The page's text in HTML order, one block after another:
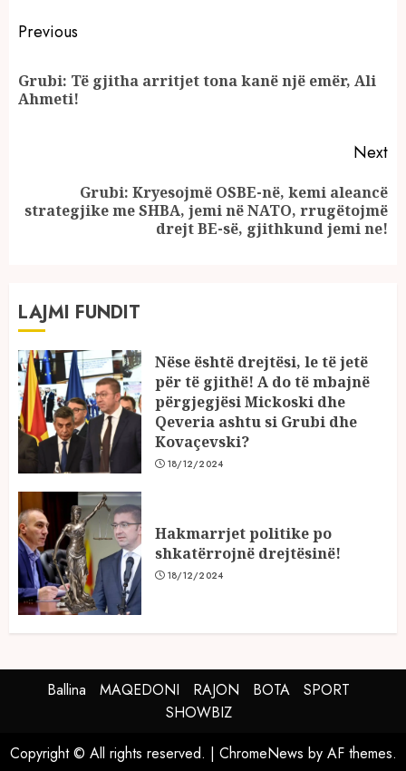
Continue
Reading
Previous
Grubi: Të gjitha arritjet tona kanë një emër, Ali
Ahmeti!
Next
Next
Grubi: Kryesojmë OSBE-në, kemi aleancë
strategjike me SHBA, jemi në NATO, rrugëtojmë
drejt BE-së, gjithkund jemi ne!
LAJMI FUNDIT
Nëse është drejtësi, le të jetë
për të gjithë! A do të mbajnë
përgjegjësi Mickoski dhe
Qeveria ashtu si Grubi dhe
Kovaçevski?
18/12/2024
Hakmarrjet politike po
shkatërrojnë drejtësinë!
18/12/2024
Ballina MAQEDONI RAJON BOTA
SPORT
SHOWBIZ
Copyright © All rights reserved. | ChromeNews by AF themes.